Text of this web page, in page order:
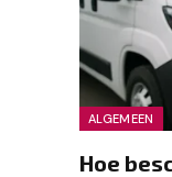
ALGEMEEN
Hoe